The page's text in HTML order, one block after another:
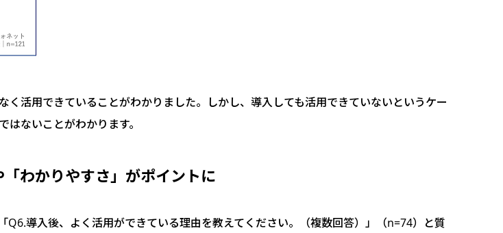
活用できていることがわかりました。しかし、導入しても活用できていないというケー
ないことがわかります。
わかりやすさ」がポイントに
導入後、よく活用ができている理由を教えてください。（複数回答）」（n=74）と質